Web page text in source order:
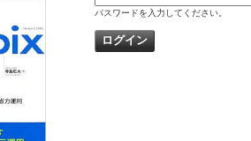
パスワードを入力してください。